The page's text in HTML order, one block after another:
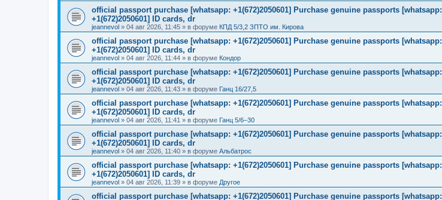
official passport purchase [whatsapp: +1(672)2050601] Purchase genuine passports [whatsapp:
+1(672)2050601] ID cards, dr
jeannevol » 04 авг 2026, 11:45 » в форуме КПД 5/3,2 ЗПТО им. Кирова
official passport purchase [whatsapp: +1(672)2050601] Purchase genuine passports [whatsapp:
+1(672)2050601] ID cards, dr
jeannevol » 04 авг 2026, 11:44 » в форуме Кондор
official passport purchase [whatsapp: +1(672)2050601] Purchase genuine passports [whatsapp:
+1(672)2050601] ID cards, dr
jeannevol » 04 авг 2026, 11:43 » в форуме Ганц 16/27,5
official passport purchase [whatsapp: +1(672)2050601] Purchase genuine passports [whatsapp:
+1(672)2050601] ID cards, dr
jeannevol » 04 авг 2026, 11:41 » в форуме Ганц 5/6–30
official passport purchase [whatsapp: +1(672)2050601] Purchase genuine passports [whatsapp:
+1(672)2050601] ID cards, dr
jeannevol » 04 авг 2026, 11:40 » в форуме Альбатрос
official passport purchase [whatsapp: +1(672)2050601] Purchase genuine passports [whatsapp:
+1(672)2050601] ID cards, dr
jeannevol » 04 авг 2026, 11:39 » в форуме Другое
official passport purchase [whatsapp: +1(672)2050601] Purchase genuine passports [whatsapp: